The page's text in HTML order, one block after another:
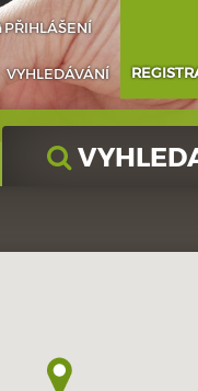
VYHLEDÁVÁNÍ
PŘIHLÁŠENÍ